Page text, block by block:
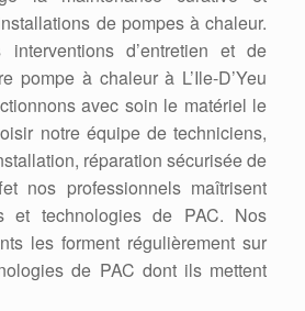
de pompes à chaleur.
d’entretien et de
pompe à chaleur à L’Ile-D’Yeu
avec soin le matériel le
notre équipe de techniciens,
réparation sécurisée de
nos professionnels maîtrisent
et technologies de PAC. Nos
les forment régulièrement sur
de PAC dont ils mettent